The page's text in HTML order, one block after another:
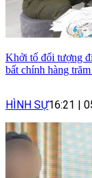
Khởi tố đối tượng
bất chính hàng
HÌNH SỰ16:21